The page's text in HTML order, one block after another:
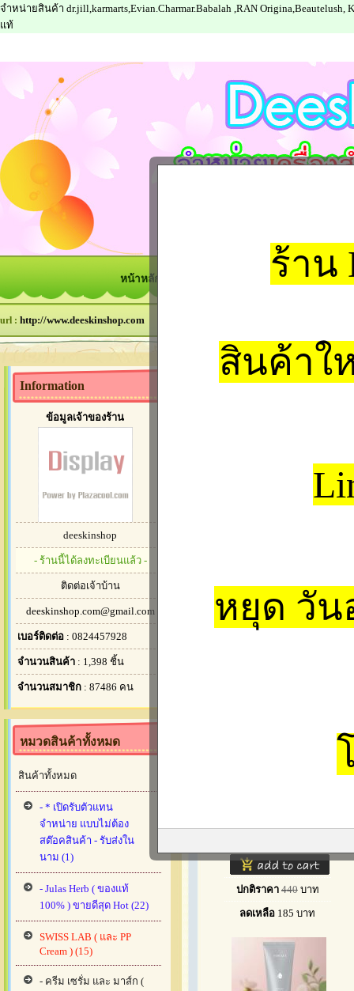
จำหน่ายสินค้า dr.jill,karmarts,Evian.Charmar.Babalah ,RAN Origina,Beautelush,
แท้
หน้าหลัก สมาชิก วิธีการ
url : http://www.deeskinshop.com
Information
ข้อมูลเจ้าของร้าน
deeskinshop
- ร้านนี้ได้ลงทะเบียนแล้ว -
ติดต่อเจ้าบ้าน
deeskinshop.com@gmail.com
เบอร์ติดต่อ : 0824457928
จำนวนสินค้า : 1,398 ชิ้น
จำนวนสมาชิก : 87486 คน
หมวดสินค้าทั้งหมด
สินค้าทั้งหมด
- * เปิดรับตัวแทน
จำหน่าย แบบไม่ต้อง
สต๊อคสินค้า - รับส่งใน
นาม (1)
- Julas Herb ( ของแท้
100% ) ขายดีสุด Hot (22)
SWISS LAB ( และ PP
Cream ) (15)
- ครีม เซรั่ม และ มาส์ก (
ประชาสัมพันธ์
สินค้าแนะนำ
ปกติราคา 440 บาท
ลดเหลือ 185 บาท
ร้าน
สินค้าใ
หยุด วัน